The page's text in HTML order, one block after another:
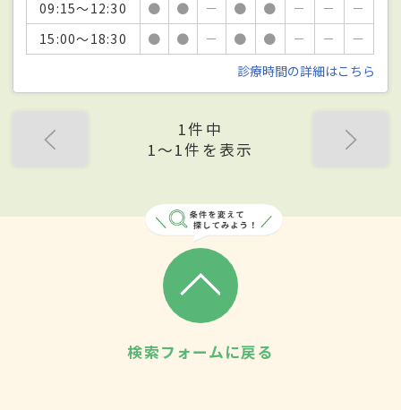
09:15～12:30
● ● － ● ● － －
－
15:00～18:30
● ● － ● ● － －
－
診療時間の詳細はこちら
1件中
1〜1件を表示
検索フォームに戻る